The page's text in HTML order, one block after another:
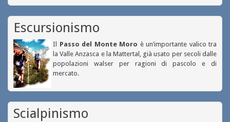
Escursionismo
Il Passo del Monte Moro è un’importante valico tra
la Valle Anzasca e la Mattertal, già usato per secoli dalle
popolazioni walser per ragioni di pascolo e di
mercato.
Scialpinismo